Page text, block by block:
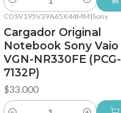
Cantidad
COSV195V39A65X44MM |Sony
Cargador Original
Notebook Sony Vaio
VGN-NR330FE (PCG-
7132P)
$33.000